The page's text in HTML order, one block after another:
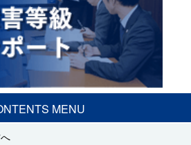
MENU